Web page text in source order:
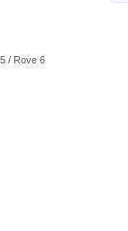
/ Rove 6